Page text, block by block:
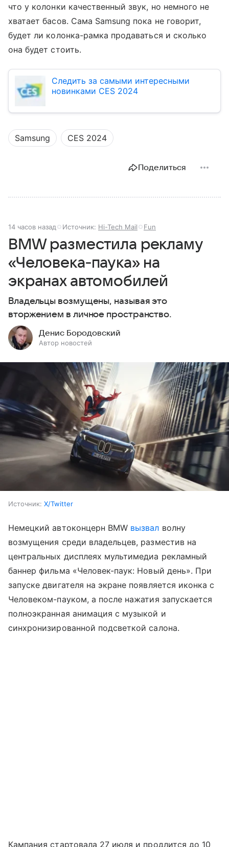
что у колонки качественный звук, но немного не
хватает басов. Сама Samsung пока не говорит,
будет ли колонка-рамка продаваться и сколько
она будет стоить.
Следить за самыми интересными
новинками CES 2024
Samsung CES 2024
Поделиться
14 часов назад Источник: Hi-Tech Mail Fun
BMW разместила рекламу
«Человека‑паука» на
экранах автомобилей
Владельцы возмущены, называя это
вторжением в личное пространство.
Денис Бородовский
Автор новостей
Источник: X/Twitter
Немецкий автоконцерн BMW вызвал волну
возмущения среди владельцев, разместив на
центральных дисплеях мультимедиа рекламный
баннер фильма «Человек-паук: Новый день». При
запуске двигателя на экране появляется иконка с
Человеком-пауком, а после нажатия запускается
полноэкранная анимация с музыкой и
синхронизированной подсветкой салона.
Кампания стартовала 27 июля и продлится до 10